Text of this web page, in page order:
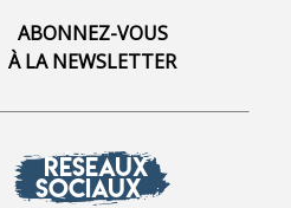
ABONNEZ-VOUS
À LA NEWSLETTER
RÉSEAUX
SOCIAUX